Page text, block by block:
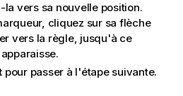
vers sa nouvelle position.
cliquez sur sa flèche
vers la règle, jusqu'à ce
apparaisse.
pour passer à l'étape suivante.